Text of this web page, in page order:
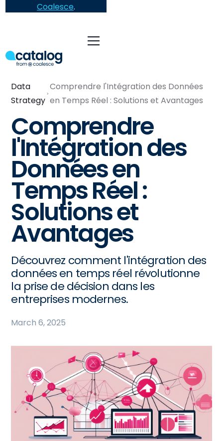
Coalesce.
Data
Strategy
Comprendre l'Intégration des Données
en Temps Réel : Solutions et Avantages
Comprendre
l'Intégration des
Données en
Temps Réel :
Solutions et
Avantages
Découvrez comment l'intégration des
données en temps réel révolutionne
la prise de décision dans les
entreprises modernes.
March 6, 2025